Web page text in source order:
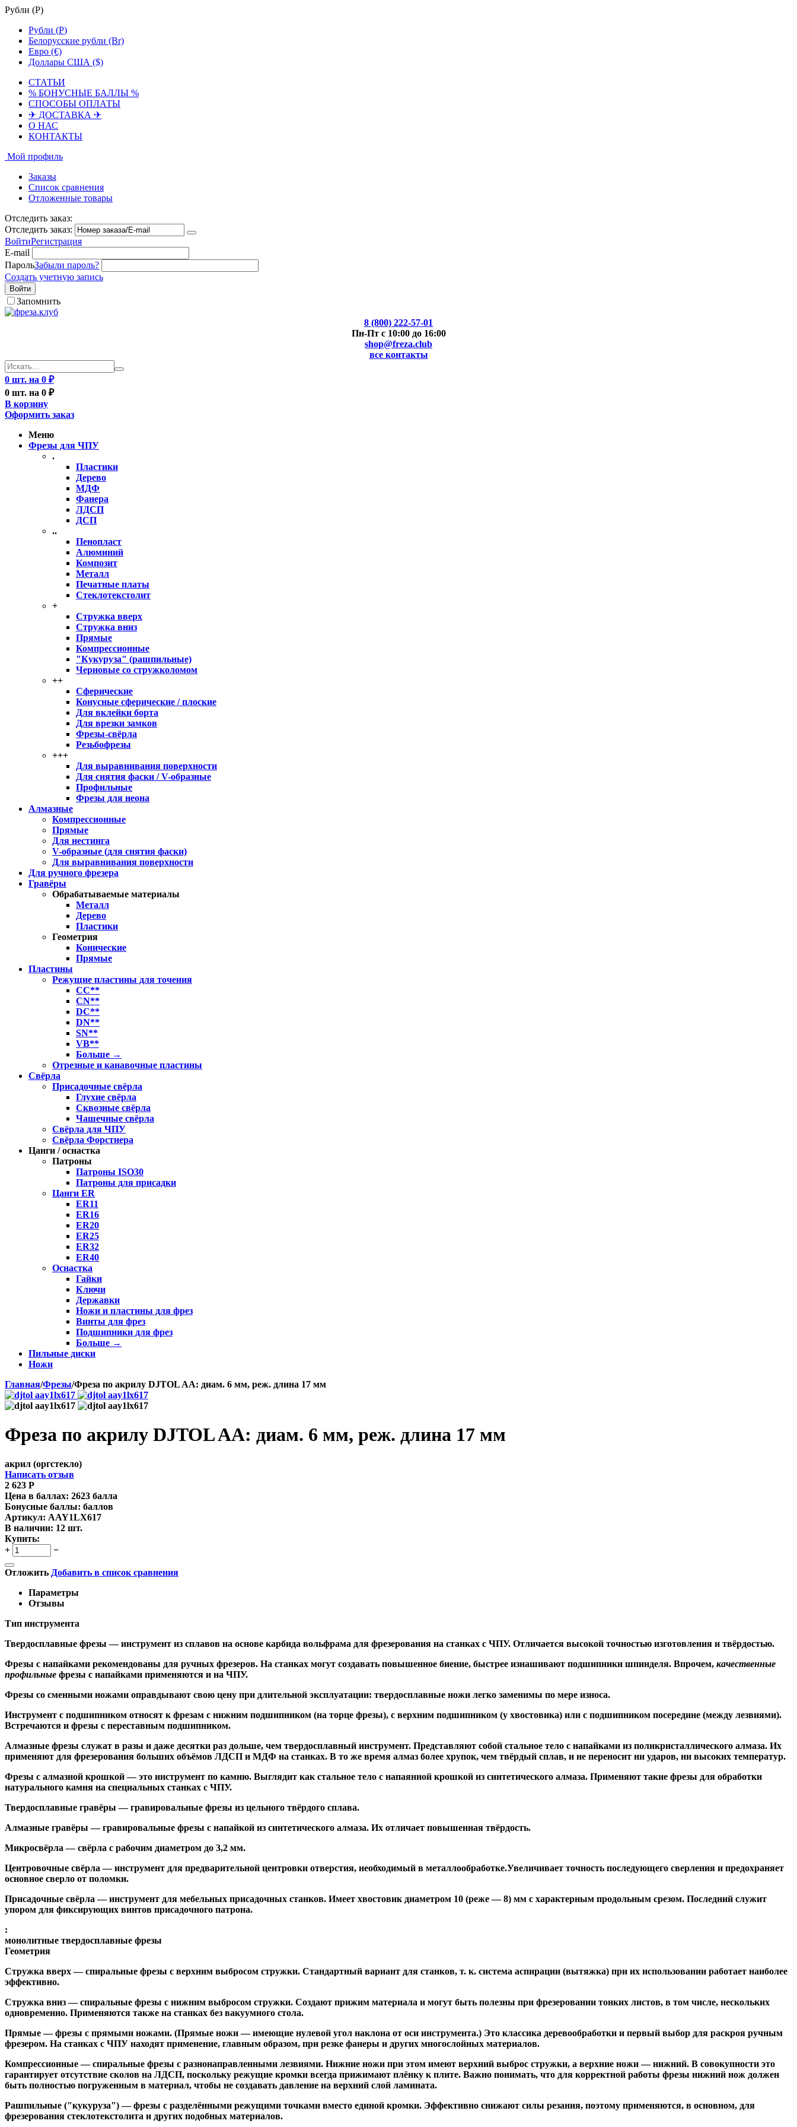
Рубли (Р)
Рубли (Р)
Белорусские рубли (Br)
Евро (€)
Доллары США ($)
СТАТЬИ
% БОНУСНЫЕ БАЛЛЫ %
СПОСОБЫ ОПЛАТЫ
✈ ДОСТАВКА ✈
О НАС
КОНТАКТЫ
Мой профиль
Заказы
Список сравнения
Отложенные товары
Отследить заказ:
Отследить заказ:
ВойтиРегистрация
E-mail
ПарольЗабыли пароль?
Создать учетную запись
Войти
Запомнить
8 (800) 222-57-01
Пн-Пт с 10:00 до 16:00
shop@freza.club
все контакты
0 шт. на 0 ₽
0 шт. на 0 ₽
В корзину
Оформить заказ
Меню
Фрезы для ЧПУ
.
Пластики
Дерево
МДФ
Фанера
ЛДСП
ДСП
..
Пенопласт
Алюминий
Композит
Металл
Печатные платы
Стеклотекстолит
+
Стружка вверх
Стружка вниз
Прямые
Компрессионные
"Кукуруза" (рашпильные)
Черновые со стружколомом
++
Сферические
Конусные сферические / плоские
Для вклейки борта
Для врезки замков
Фрезы-свёрла
Резьбофрезы
+++
Для выравнивания поверхности
Для снятия фаски / V-образные
Профильные
Фрезы для неона
Алмазные
Компрессионные
Прямые
Для нестинга
V-образные (для снятия фаски)
Для выравнивания поверхности
Для ручного фрезера
Гравёры
Обрабатываемые материалы
Металл
Дерево
Пластики
Геометрия
Конические
Прямые
Пластины
Режущие пластины для точения
CC**
CN**
DC**
DN**
SN**
VB**
Больше →
Отрезные и канавочные пластины
Свёрла
Присадочные свёрла
Глухие свёрла
Сквозные свёрла
Чашечные свёрла
Свёрла для ЧПУ
Свёрла Форстнера
Цанги / оснастка
Патроны
Патроны ISO30
Патроны для присадки
Цанги ER
ER11
ER16
ER20
ER25
ER32
ER40
Оснастка
Гайки
Ключи
Державки
Ножи и пластины для фрез
Винты для фрез
Подшипники для фрез
Больше →
Пильные диски
Ножи
Главная/Фрезы/Фреза по акрилу DJTOL AA: диам. 6 мм, реж. длина 17 мм
Фреза по акрилу DJTOL AA: диам. 6 мм, реж. длина 17 мм
акрил (оргстекло)
Написать отзыв
2 623 Р
Цена в баллах: 2623 балла
Бонусные баллы: баллов
Артикул: AAY1LX617
В наличии: 12 шт.
Купить:
+
−
Отложить Добавить в список сравнения
Параметры
Отзывы
Тип инструмента
Твердосплавные фрезы — инструмент из сплавов на основе карбида вольфрама для фрезерования на станках с ЧПУ. Отличается высокой точностью изготовления и твёрдостью.
Фрезы с напайками рекомендованы для ручных фрезеров. На станках могут создавать повышенное биение, быстрее изнашивают подшипники шпинделя. Впрочем, качественные
профильные фрезы с напайками применяются и на ЧПУ.
Фрезы со сменными ножами оправдывают свою цену при длительной эксплуатации: твердосплавные ножи легко заменимы по мере износа.
Инструмент с подшипником относят к фрезам с нижним подшипником (на торце фрезы), с верхним подшипником (у хвостовика) или с подшипником посередине (между лезвиями).
Встречаются и фрезы с переставным подшипником.
Алмазные фрезы служат в разы и даже десятки раз дольше, чем твердосплавный инструмент. Представляют собой стальное тело с напайками из поликристаллического алмаза. Их
применяют для фрезерования больших объёмов ЛДСП и МДФ на станках. В то же время алмаз более хрупок, чем твёрдый сплав, и не переносит ни ударов, ни высоких температур.
Фрезы с алмазной крошкой— это инструмент по камню. Выглядит как стальное тело с напаянной крошкой из синтетического алмаза. Применяют такие фрезы для обработки
натурального камня на специальных станках с ЧПУ.
Твердосплавные гравёры — гравировальные фрезы из цельного твёрдого сплава.
Алмазные гравёры — гравировальные фрезы с напайкой из синтетического алмаза. Их отличает повышенная твёрдость.
Микросвёрла — свёрла с рабочим диаметром до 3,2 мм.
Центровочные свёрла — инструмент для предварительной центровки отверстия, необходимый в металлообработке.Увеличивает точность последующего сверления и предохраняет
основное сверло от поломки.
Присадочные свёрла — инструмент для мебельных присадочных станков. Имеет хвостовик диаметром 10 (реже — 8) мм с характерным продольным срезом. Последний служит
упором для фиксирующих винтов присадочного патрона.
:
монолитные твердосплавные фрезы
Геометрия
Стружка вверх— спиральные фрезы с верхним выбросом стружки. Стандартный вариант для станков, т. к. система аспирации (вытяжка) при их использовании работает наиболее
эффективно.
Стружка вниз— спиральные фрезы с нижним выбросом стружки. Создают прижим материала и могут быть полезны при фрезеровании тонких листов, в том числе, нескольких
одновременно. Применяются также на станках без вакуумного стола.
Прямые— фрезы с прямыми ножами. (Прямые ножи — имеющие нулевой угол наклона от оси инструмента.) Это классика деревообработки и первый выбор для раскроя ручным
фрезером. На станках с ЧПУ находят применение, главным образом, при резке фанеры и других многослойных материалов.
Компрессионные— спиральные фрезы с разнонаправленными лезвиями. Нижние ножи при этом имеют верхний выброс стружки, а верхние ножи — нижний. В совокупности это
гарантирует отсутствие сколов на ЛДСП, поскольку режущие кромки всегда прижимают плёнку к плите. Важно понимать, что для корректной работы фрезы нижний нож должен
быть полностью погруженным в материал, чтобы не создавать давление на верхний слой ламината.
Рашпильные ("кукуруза")— фрезы с разделёнными режущими точками вместо единой кромки. Эффективно снижают силы резания, поэтому применяются, в основном, для
фрезерования стеклотекстолита и других подобных материалов.